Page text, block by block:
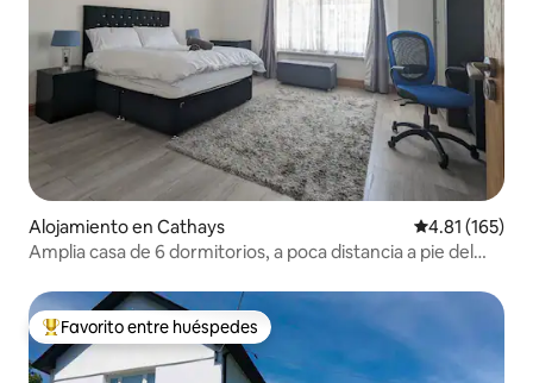
Alojamiento en Cathays Calificación
4.81 (165)
Amplia casa de 6 dormitorios, a poca distancia a pie del
Favorito entre huéspedes preferido
Favorito entre huéspedes